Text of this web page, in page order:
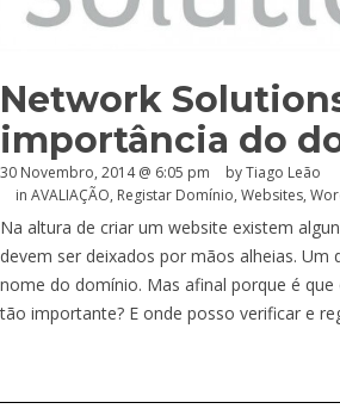
Network
importância do
30 Novembro, 2014 @ 6:05 pm
by Tiago Leão
in AVALIAÇÃO, Registar Domínio, Websites,
Na altura de criar um website existem
devem ser deixados por mãos alheias. Um
nome do domínio. Mas afinal porque é
tão importante? E onde posso verificar e